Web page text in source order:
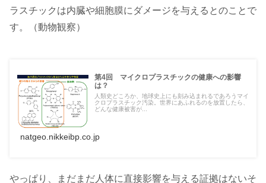
ラスチックは内臓や細胞膜にダメージを与えるとのことで
す。（動物観察）
第4回 マイクロプラスチックの健康への影響
は？
人類史どころか、地球史上にも刻み込まれるであろうマイ
クロプラスチック汚染。世界にあふれるのを放置したら、
どんな健康被害が...
natgeo.nikkeibp.co.jp
やっぱり、まだまだ人体に直接影響を与える証拠はないそ